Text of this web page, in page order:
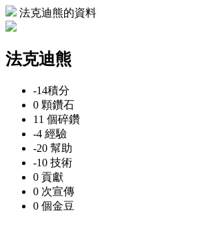
法克迪熊的資料
法克迪熊
-14積分
0 顆鑽石
11 個碎鑽
-4 經驗
-20 幫助
-10 技術
0 貢獻
0 次宣傳
0 個金豆